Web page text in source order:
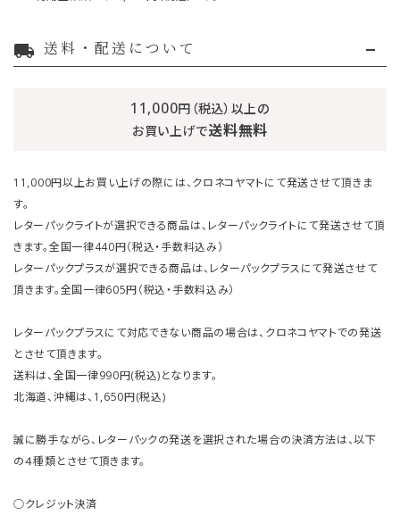
local_shipping 送料・配送について
11,000円（税込）以上の
お買い上げで送料無料
11,000円以上お買い上げの際には、クロネコヤマトにて発送させて頂きま
す。
レターパックライトが選択できる商品は、レターパックライトにて発送させて頂
きます。全国一律440円（税込・手数料込み）
レターパックプラスが選択できる商品は、レターパックプラスにて発送させて
頂きます。全国一律605円（税込・手数料込み）
レターパックプラスにて対応できない商品の場合は、クロネコヤマトでの発送
とさせて頂きます。
送料は、全国一律990円(税込)となります。
北海道、沖縄は、1,650円(税込)
誠に勝手ながら、レターパックの発送を選択された場合の決済方法は、以下
の４種類とさせて頂きます。
○クレジット決済